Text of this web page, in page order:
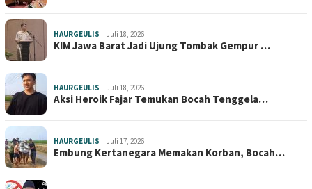
HAURGEULIS Juli 18, 2026
KIM Jawa Barat Jadi Ujung Tombak Gempur …
HAURGEULIS Juli 18, 2026
Aksi Heroik Fajar Temukan Bocah Tenggela…
HAURGEULIS Juli 17, 2026
Embung Kertanegara Memakan Korban, Bocah…